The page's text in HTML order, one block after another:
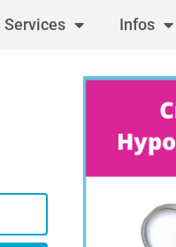
Services Infos